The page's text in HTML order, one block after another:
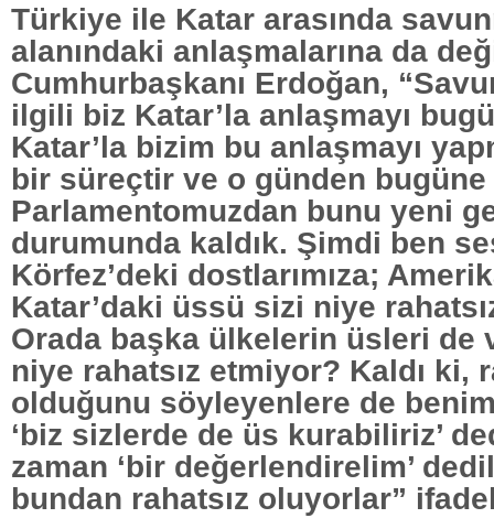
Türkiye ile Katar arasında
alanındaki anlaşmalarına da
Cumhurbaşkanı Erdoğan,
ilgili biz Katar’la anlaşmayı
Katar’la bizim bu anlaşmayı
bir süreçtir ve o günden bugüne
Parlamentomuzdan bunu yeni
durumunda kaldık. Şimdi ben
Körfez’deki dostlarımıza;
Katar’daki üssü sizi niye
Orada başka ülkelerin üsleri de
niye rahatsız etmiyor? Kaldı ki,
olduğunu söyleyenlere de
‘biz sizlerde de üs kurabiliriz’
zaman ‘bir değerlendirelim’
bundan rahatsız oluyorlar”